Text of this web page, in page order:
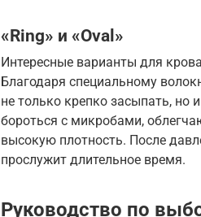
«Ring» и «Oval»
Интересные варианты для
Благодаря специальному
не только крепко засыпать,
бороться с микробами,
высокую плотность. После
прослужит длительное время.
Руководство по